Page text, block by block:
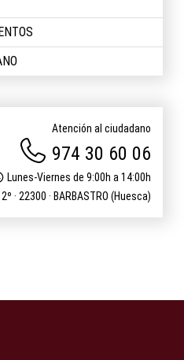
Atención al ciudadano
974 30 60 06
Lunes-Viernes de 9:00h a 14:00h
· 22300 · BARBASTRO (Huesca)